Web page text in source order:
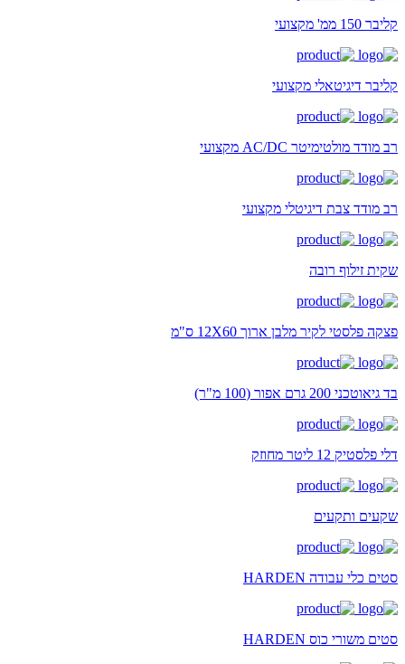
קליבר 150 ממ' מקצועי
קליבר דיגיטאלי מקצועי
רב מודד מולטימיטר AC/DC מקצועי
רב מודד צבת דיגיטלי מקצועי
שקית זילוף רובה
פצקה פלסטי לקיר מלבן ארוך 12X60 ס"מ
בד גיאוטכני 200 גרם אפור (100 מ"ר)
דלי פלסטיק 12 ליטר מחוזק
שקעים ותקעים
סטים כלי עבודה HARDEN
סטים משורי כוס HARDEN